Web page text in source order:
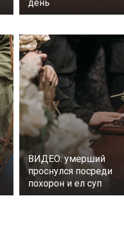
день
ВИДЕО: умерший
проснулся посреди
похорон и ел суп